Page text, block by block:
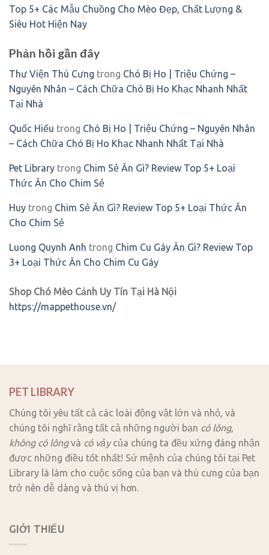
Top 5+ Các Mẫu Chuồng Cho Mèo Đẹp, Chất Lượng &
Siêu Hot Hiện Nay
Phản hồi gần đây
Thư Viện Thú Cưng trong Chó Bị Ho | Triệu Chứng –
Nguyên Nhân – Cách Chữa Chó Bị Ho Khạc Nhanh Nhất
Tại Nhà
Quốc Hiếu trong Chó Bị Ho | Triệu Chứng – Nguyên Nhân
– Cách Chữa Chó Bị Ho Khạc Nhanh Nhất Tại Nhà
Pet Library trong Chim Sẻ Ăn Gì? Review Top 5+ Loại
Thức Ăn Cho Chim Sẻ
Huy trong Chim Sẻ Ăn Gì? Review Top 5+ Loại Thức Ăn
Cho Chim Sẻ
Luong Quynh Anh trong Chim Cu Gáy Ăn Gì? Review Top
3+ Loại Thức Ăn Cho Chim Cu Gáy
Shop Chó Mèo Cảnh Uy Tín Tại Hà Nội
https://mappethouse.vn/
PET LIBRARY
Chúng tôi yêu tất cả các loài động vật lớn và nhỏ, và
chúng tôi nghĩ rằng tất cả những người bạn có lông,
không có lôngvà có vảycủa chúng ta đều xứng đáng nhận
được những điều tốt nhất! Sứ mệnh của chúng tôi tại Pet
Library là làm cho cuộc sống của bạn và thú cưng của bạn
trở nên dễ dàng và thú vị hơn.
GIỚI THIẾU